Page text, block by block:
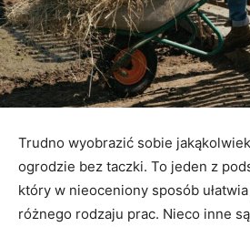
Trudno wyobrazić sobie
ogrodzie bez taczki. To jeden z
który w nieoceniony sposób
różnego rodzaju prac. Nieco inne